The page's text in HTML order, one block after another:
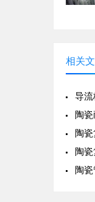
相关
导流
陶
陶
陶